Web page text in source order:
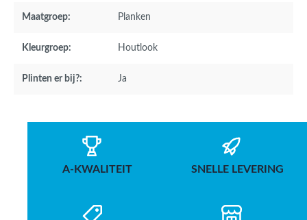
Maatgroep: Planken
Kleurgroep: Houtlook
Plinten er bij?: Ja
A-KWALITEIT SNELLE LEVERING